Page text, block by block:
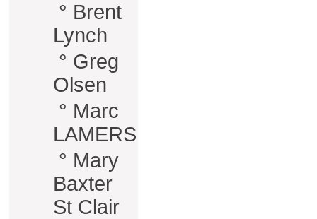
° Brent
Lynch
° Greg
Olsen
° Marc
LAMERS
° Mary
Baxter
St Clair